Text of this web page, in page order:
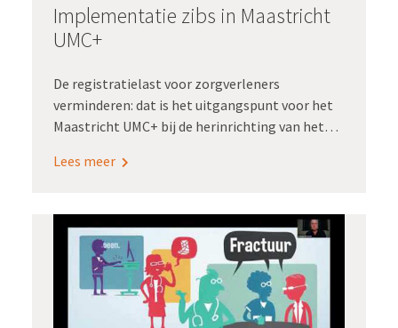
Implementatie zibs in Maastricht
UMC+
De registratielast voor zorgverleners
verminderen: dat is het uitgangspunt voor het
Maastricht UMC+ bij de herinrichting van het
praten mee over welke
hebben om hun werk goed te kunnen doen. Het
MUMC+ bouwt die zibs ook nog eens zelf in. Hoe
ze dit doen, daarover hielden we een
Verdiepingssessie. Renaldo Secchi, CNIO bij het
MUMC+, en Martine Lipsch, projectmanager
CMIO Office bij het MUMC+, verzorgden deze
Lees meer